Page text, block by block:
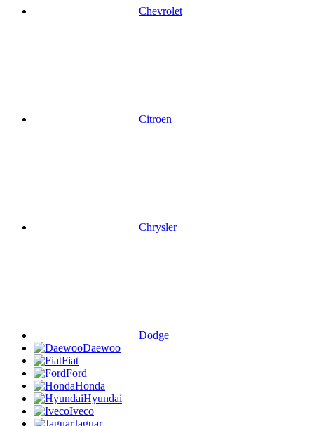
Chevrolet
Citroen
Chrysler
Dodge
Daewoo
Fiat
Ford
Honda
Hyundai
Iveco
Jaguar